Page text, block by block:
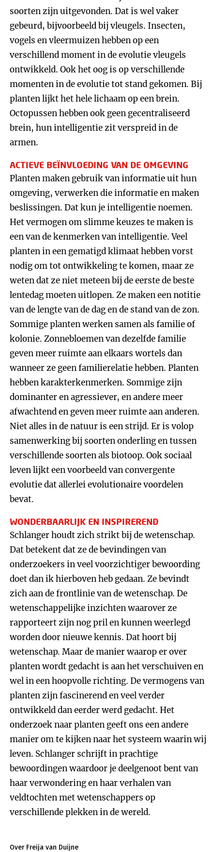
soorten zijn uitgevonden. Dat is wel vaker
gebeurd, bijvoorbeeld bij vleugels. Insecten,
vogels en vleermuizen hebben op een
verschillend moment in de evolutie vleugels
ontwikkeld. Ook het oog is op verschillende
momenten in de evolutie tot stand gekomen. Bij
planten lijkt het hele lichaam op een brein.
Octopussen hebben ook geen gecentraliseerd
brein, hun intelligentie zit verspreid in de
armen.
ACTIEVE BEÏNVLOEDING VAN DE OMGEVING
Planten maken gebruik van informatie uit hun
omgeving, verwerken die informatie en maken
beslissingen. Dat kun je intelligentie noemen.
Het vermogen om slimme keuzes te maken is
een van de kenmerken van intelligentie. Veel
planten in een gematigd klimaat hebben vorst
nodig om tot ontwikkeling te komen, maar ze
weten dat ze niet meteen bij de eerste de beste
lentedag moeten uitlopen. Ze maken een notitie
van de lengte van de dag en de stand van de zon.
Sommige planten werken samen als familie of
kolonie. Zonnebloemen van dezelfde familie
geven meer ruimte aan elkaars wortels dan
wanneer ze geen familierelatie hebben. Planten
hebben karakterkenmerken. Sommige zijn
dominanter en agressiever, en andere meer
afwachtend en geven meer ruimte aan anderen.
Niet alles in de natuur is een strijd. Er is volop
samenwerking bij soorten onderling en tussen
verschillende soorten als biotoop. Ook sociaal
leven lijkt een voorbeeld van convergente
evolutie dat allerlei evolutionaire voordelen
bevat.
WONDERBAARLIJK EN INSPIREREND
Schlanger houdt zich strikt bij de wetenschap.
Dat betekent dat ze de bevindingen van
onderzoekers in veel voorzichtiger bewoording
doet dan ik hierboven heb gedaan. Ze bevindt
zich aan de frontlinie van de wetenschap. De
wetenschappelijke inzichten waarover ze
rapporteert zijn nog pril en kunnen weerlegd
worden door nieuwe kennis. Dat hoort bij
wetenschap. Maar de manier waarop er over
planten wordt gedacht is aan het verschuiven en
wel in een hoopvolle richting. De vermogens van
planten zijn fascinerend en veel verder
ontwikkeld dan eerder werd gedacht. Het
onderzoek naar planten geeft ons een andere
manier om te kijken naar het systeem waarin wij
leven. Schlanger schrijft in prachtige
bewoordingen waardoor je deelgenoot bent van
haar verwondering en haar verhalen van
veldtochten met wetenschappers op
verschillende plekken in de wereld.
Over Freija van Duijne